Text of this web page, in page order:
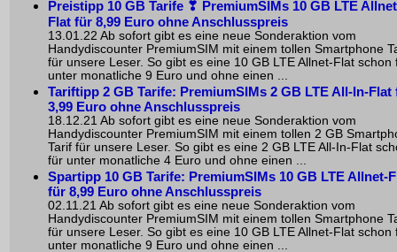
Preistipp 10 GB Tarife ❣ PremiumSIMs 10 GB LTE
Flat für 8,99 Euro ohne Anschlusspreis
13.01.22 Ab sofort gibt es eine neue Sonderaktion vom
Handydiscounter PremiumSIM mit einem tollen Smartphone
für unsere Leser. So gibt es eine 10 GB LTE Allnet-Flat schon
unter monatliche 9 Euro und ohne einen ...
Tariftipp 2 GB Tarife: PremiumSIMs 2 GB LTE All-In-Flat
3,99 Euro ohne Anschlusspreis
18.12.21 Ab sofort gibt es eine neue Sonderaktion vom
Handydiscounter PremiumSIM mit einem tollen 2 GB
Tarif für unsere Leser. So gibt es eine 2 GB LTE All-In-Flat
für unter monatliche 4 Euro und ohne einen ...
Spartipp 10 GB Tarife: PremiumSIMs 10 GB LTE Allnet-
für 8,99 Euro ohne Anschlusspreis
02.11.21 Ab sofort gibt es eine neue Sonderaktion vom
Handydiscounter PremiumSIM mit einem tollen Smartphone
für unsere Leser. So gibt es eine 10 GB LTE Allnet-Flat schon
unter monatliche 9 Euro und ohne einen ...